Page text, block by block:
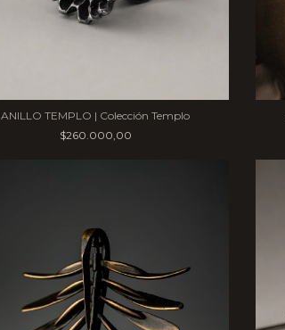
ANILLO TEMPLO | Colección Templo
$260.000,00